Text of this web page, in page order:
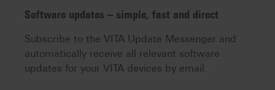
Software updates – simple, fast and direct
Subscribe to the VITA Update Messenger and
automatically receive all relevant software
updates for your VITA devices by email.